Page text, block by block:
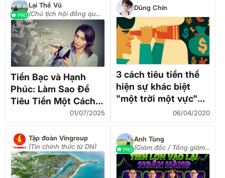
PRO
Lại Thế Vũ
(Chủ tịch hội đồng quản
trị công ty cổ phần Vũ
Hạnh Bảo)
Tiền Bạc và Hạnh
Phúc: Làm Sao Để
Tiêu Tiền Một Cách
Thông Minh (Ngay Cả
01/07/2025
Dũng Chín
3 cách tiêu tiền thể
hiện sự khác biệt
"một trời một vực"
giữa người thông06/04/2020
Tập đoàn Vingroup
(Tin chính thức từ DN)
PRO
Anh Tùng
(Giám đốc / Tổng giám
đốc / CEO)